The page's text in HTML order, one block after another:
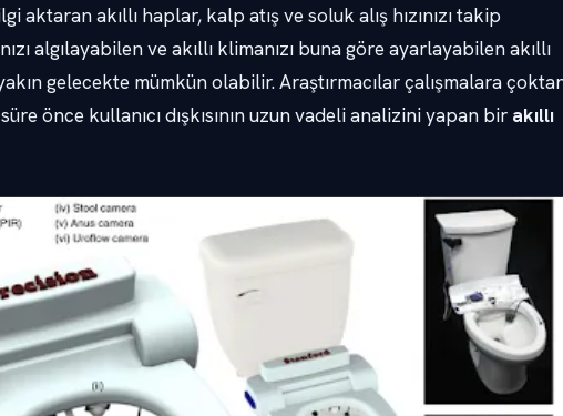
aktaran akıllı haplar, kalp atış ve soluk alış hızınızı takip
algılayabilen ve akıllı klimanızı buna göre ayarlayabilen akıllı
gelecekte mümkün olabilir. Araştırmacılar çalışmalara
önce kullanıcı dışkısının uzun vadeli analizini yapan bir akıllı